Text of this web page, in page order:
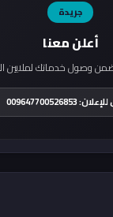
جريدة
أعلن معنا
وصول خدماتك لملايين
009647700526853